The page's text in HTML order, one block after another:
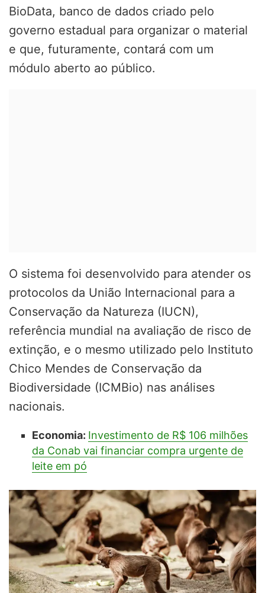
BioData, banco de dados criado pelo
governo estadual para organizar o material
e que, futuramente, contará com um
módulo aberto ao público.
O sistema foi desenvolvido para atender os
protocolos da União Internacional para a
Conservação da Natureza (IUCN),
referência mundial na avaliação de risco de
extinção, e o mesmo utilizado pelo Instituto
Chico Mendes de Conservação da
Biodiversidade (ICMBio) nas análises
nacionais.
Economia: Investimento de R$ 106 milhões
da Conab vai financiar compra urgente de
leite em pó